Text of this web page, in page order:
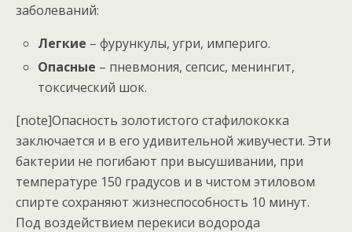
заболеваний:
Легкие – фурункулы, угри, империго.
Опасные – пневмония, сепсис, менингит,
токсический шок.
[note]Опасность золотистого стафилококка
заключается и в его удивительной живучести. Эти
бактерии не погибают при высушивании, при
температуре 150 градусов и в чистом этиловом
спирте сохраняют жизнеспособность 10 минут.
Под воздействием перекиси водорода